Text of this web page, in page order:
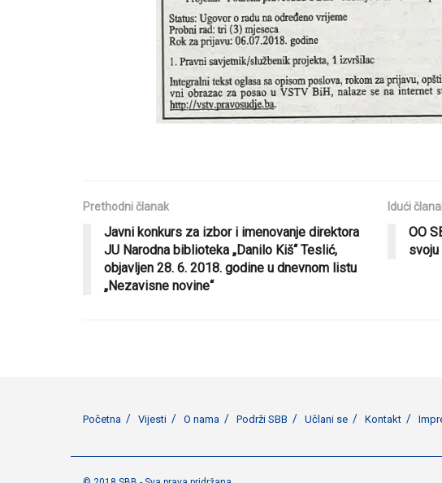
Prethodni članak
Javni konkurs za izbor i imenovanje direktora
JU Narodna biblioteka „Danilo Kiš“ Teslić,
objavljen 28. 6. 2018. godine u dnevnom listu
„Nezavisne novine“
Idući
OO
svoju
Početna Vijesti O nama Podrži SBB Učlani se Kontakt